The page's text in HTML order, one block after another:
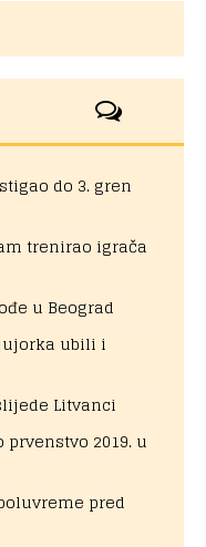
do 3. gren
trenirao igrača
u Beograd
ubili i
Litvanci
2019. u
pred